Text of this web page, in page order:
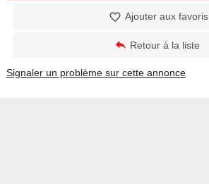
Ajouter aux favoris
Retour à la liste
Signaler un problème sur cette annonce